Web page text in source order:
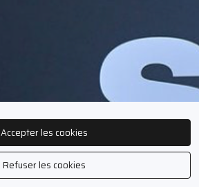
Accepter les cookies
Refuser les cookies